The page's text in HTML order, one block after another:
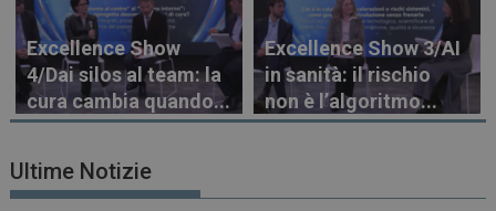
Excellence Show
4/Dai silos al team: la
cura cambia quando...
Excellence Show 3/AI
in sanità: il rischio
non è l’algoritmo...
Ultime Notizie